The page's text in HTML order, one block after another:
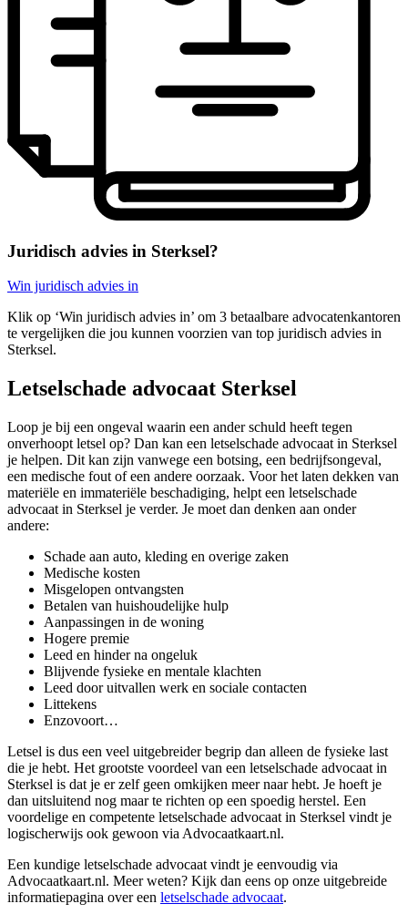
Juridisch advies in Sterksel?
Win juridisch advies in
Klik op ‘Win juridisch advies in’ om 3 betaalbare advocatenkantoren
te vergelijken die jou kunnen voorzien van top juridisch advies in
Sterksel.
Letselschade advocaat Sterksel
Loop je bij een ongeval waarin een ander schuld heeft tegen
onverhoopt letsel op? Dan kan een letselschade advocaat in Sterksel
je helpen. Dit kan zijn vanwege een botsing, een bedrijfsongeval,
een medische fout of een andere oorzaak. Voor het laten dekken van
materiële en immateriële beschadiging, helpt een letselschade
advocaat in Sterksel je verder. Je moet dan denken aan onder
andere:
Schade aan auto, kleding en overige zaken
Medische kosten
Misgelopen ontvangsten
Betalen van huishoudelijke hulp
Aanpassingen in de woning
Hogere premie
Leed en hinder na ongeluk
Blijvende fysieke en mentale klachten
Leed door uitvallen werk en sociale contacten
Littekens
Enzovoort…
Letsel is dus een veel uitgebreider begrip dan alleen de fysieke last
die je hebt. Het grootste voordeel van een letselschade advocaat in
Sterksel is dat je er zelf geen omkijken meer naar hebt. Je hoeft je
dan uitsluitend nog maar te richten op een spoedig herstel. Een
voordelige en competente letselschade advocaat in Sterksel vindt je
logischerwijs ook gewoon via Advocaatkaart.nl.
Een kundige letselschade advocaat vindt je eenvoudig via
Advocaatkaart.nl. Meer weten? Kijk dan eens op onze uitgebreide
informatiepagina over een letselschade advocaat.